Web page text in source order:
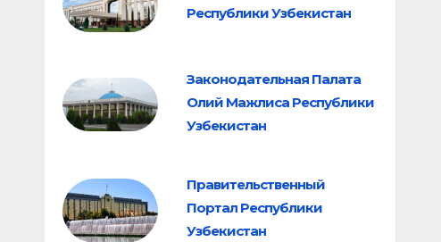
Республики Узбекистан
Законодательная Палата
Олий Мажлиса Республики
Узбекистан
Правительственный
Портал Республики
Узбекистан